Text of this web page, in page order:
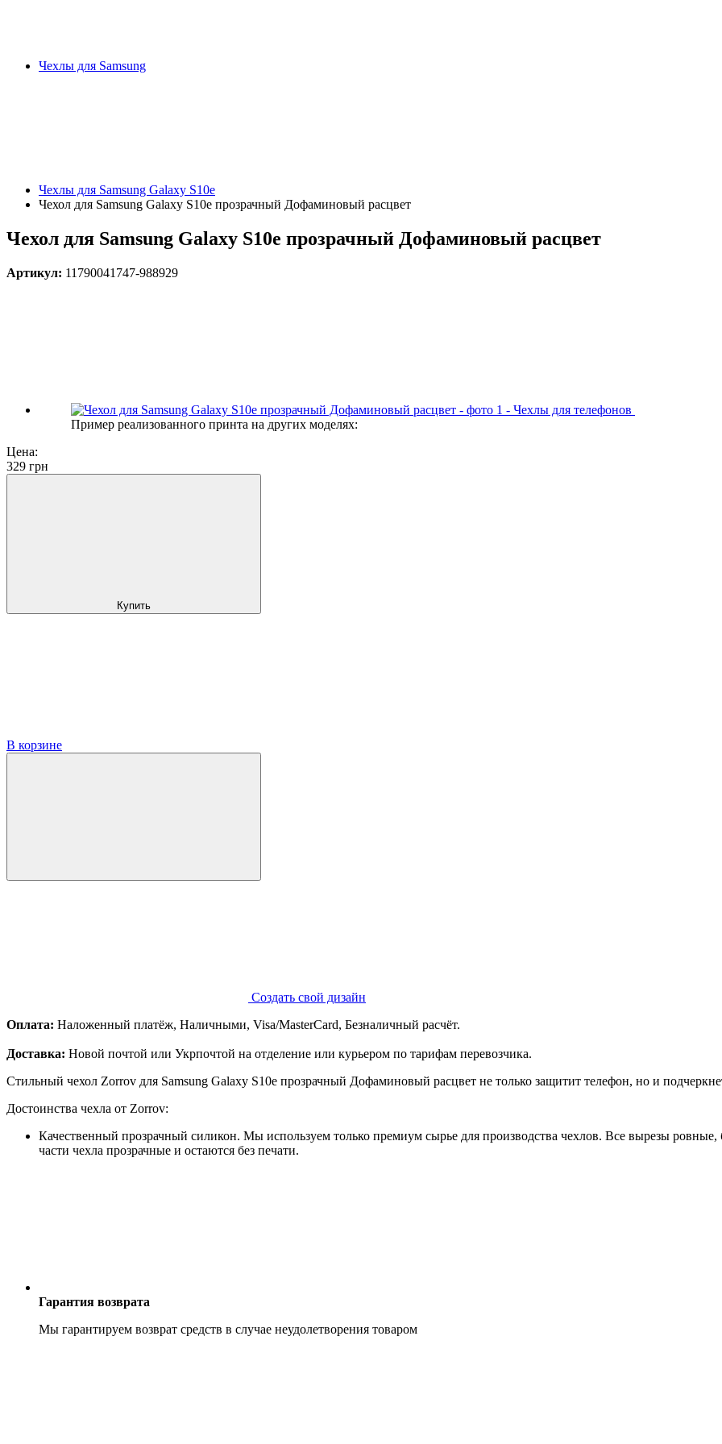
Чехлы для Samsung
Чехлы для Samsung Galaxy S10e
Чехол для Samsung Galaxy S10e прозрачный Дофаминовый расцвет
Чехол для Samsung Galaxy S10e прозрачный Дофаминовый расцвет
Артикул: 11790041747-988929
Пример реализованного принта на других моделях:
Цена:
329 грн
Купить
В корзине
Создать свой дизайн
Оплата: Наложенный платёж, Наличными, Visa/MasterCard, Безналичный расчёт.
Доставка: Новой почтой или Укрпочтой на отделение или курьером по тарифам перевозчика.
Стильный чехол Zorrov для Samsung Galaxy S10e прозрачный Дофаминовый расцвет не только защитит телефон, но и
Достоинства чехла от Zorrov:
Качественный прозрачный силикон. Мы используем только премиум сырье для производства чехлов. Все вырезы ровные,
части чехла прозрачные и остаются без печати.
Гарантия возврата
Мы гарантируем возврат средств в случае неудолетворения товаром